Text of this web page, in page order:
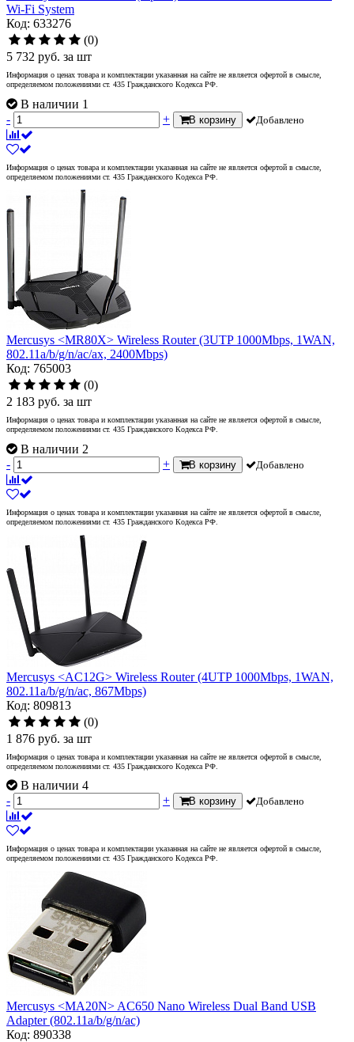
Wi-Fi System
Код: 633276
(0)
5 732 руб. за шт
Информация о ценах товара и комплектации указанная на сайте не является офертой в смысле,
определяемом положениями ст. 435 Гражданского Кодекса РФ.
В наличии 1
-
+ В корзину Добавлено
Информация о ценах товара и комплектации указанная на сайте не является офертой в смысле,
определяемом положениями ст. 435 Гражданского Кодекса РФ.
Mercusys <MR80X> Wireless Router (3UTP 1000Mbps, 1WAN,
802.11a/b/g/n/ac/ax, 2400Mbps)
Код: 765003
(0)
2 183 руб. за шт
Информация о ценах товара и комплектации указанная на сайте не является офертой в смысле,
определяемом положениями ст. 435 Гражданского Кодекса РФ.
В наличии 2
-
+ В корзину Добавлено
Информация о ценах товара и комплектации указанная на сайте не является офертой в смысле,
определяемом положениями ст. 435 Гражданского Кодекса РФ.
Mercusys <AC12G> Wireless Router (4UTP 1000Mbps, 1WAN,
802.11a/b/g/n/ac, 867Mbps)
Код: 809813
(0)
1 876 руб. за шт
Информация о ценах товара и комплектации указанная на сайте не является офертой в смысле,
определяемом положениями ст. 435 Гражданского Кодекса РФ.
В наличии 4
-
+ В корзину Добавлено
Информация о ценах товара и комплектации указанная на сайте не является офертой в смысле,
определяемом положениями ст. 435 Гражданского Кодекса РФ.
Mercusys <MA20N> AC650 Nano Wireless Dual Band USB
Adapter (802.11a/b/g/n/ac)
Код: 890338